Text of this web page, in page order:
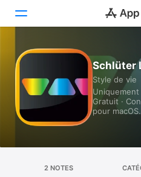
Aujourd’hui
Jeux
Apps
Schlüter
Style de vie
Gratuit ·
pour macOS.
2 NOTES